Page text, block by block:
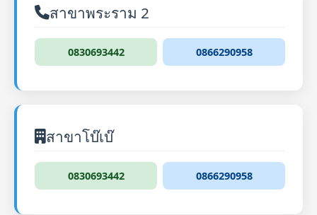
สาขาพระราม 2
0830693442 0866290958
สาขาโบ๊เบ๊
0830693442 0866290958